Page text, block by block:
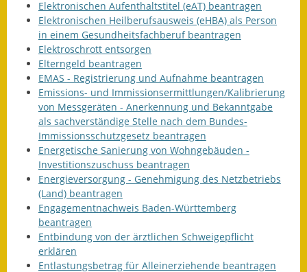
Elektronischen Aufenthaltstitel (eAT) beantragen
Elektronischen Heilberufsausweis (eHBA) als Person
in einem Gesundheitsfachberuf beantragen
Elektroschrott entsorgen
Elterngeld beantragen
EMAS - Registrierung und Aufnahme beantragen
Emissions- und Immissionsermittlungen/Kalibrierung
von Messgeräten - Anerkennung und Bekanntgabe
als sachverständige Stelle nach dem Bundes-
Immissionsschutzgesetz beantragen
Energetische Sanierung von Wohngebäuden -
Investitionszuschuss beantragen
Energieversorgung - Genehmigung des Netzbetriebs
(Land) beantragen
Engagementnachweis Baden-Württemberg
beantragen
Entbindung von der ärztlichen Schweigepflicht
erklären
Entlastungsbetrag für Alleinerziehende beantragen